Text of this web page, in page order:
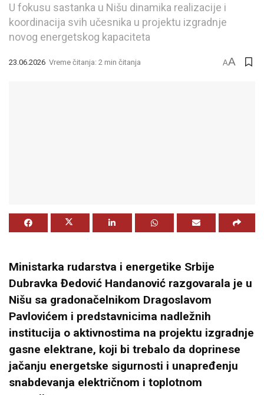
U fokusu sastanka u Nišu dinamika realizacije i
koordinacija svih učesnika u projektu izgradnje
novog energetskog kapaciteta
23.06.2026 Vreme čitanja: 2 min čitanja AA
Ministarka rudarstva i energetike Srbije
Dubravka Đedović Handanović razgovarala je u
Nišu sa gradonačelnikom Dragoslavom
Pavlovićem i predstavnicima nadležnih
institucija o aktivnostima na projektu izgradnje
gasne elektrane, koji bi trebalo da doprinese
jačanju energetske sigurnosti i unapređenju
snabdevanja električnom i toplotnom